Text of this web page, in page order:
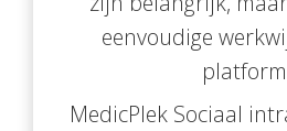
eenvoudige
MedicPlek Sociaal